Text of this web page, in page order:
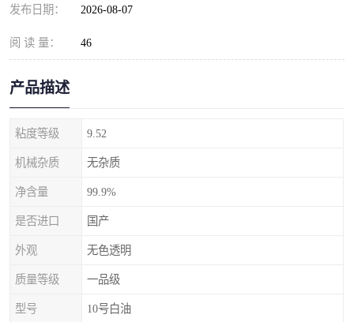
发布日期： 2026-08-07
阅 读 量： 46
产品描述
粘度等级 9.52
机械杂质 无杂质
净含量 99.9%
是否进口 国产
外观 无色透明
质量等级 一品级
型号 10号白油